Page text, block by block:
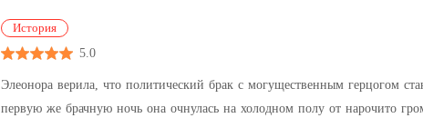
История
5.0
Элеонора верила, что политический брак с могущественным герцогом
первую же брачную ночь она очнулась на холодном полу от нарочито громкого женского стона.